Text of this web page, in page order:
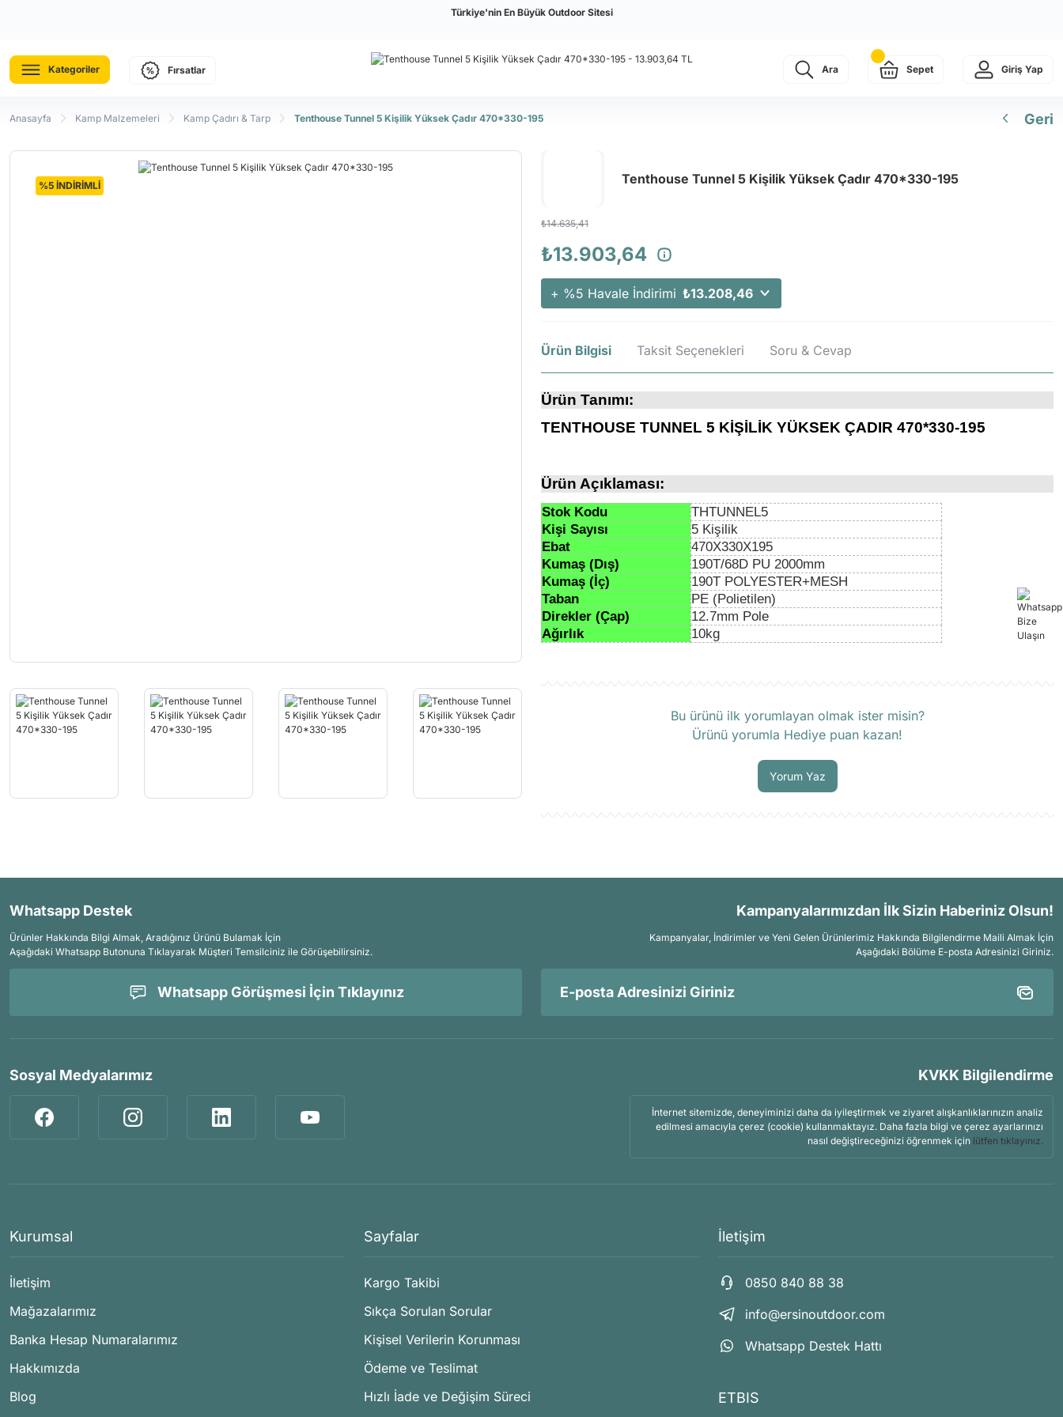
Türkiye'nin En Büyük Outdoor Sitesi
Kategoriler Fırsatlar Ara Sepet Giriş Yap
Anasayfa Kamp Malzemeleri Kamp Çadırı & Tarp Tenthouse Tunnel 5 Kişilik Yüksek Çadır 470*330-195 Geri
%5 İNDİRİMLİ Tenthouse Tunnel 5 Kişilik Yüksek Çadır 470*330-195
₺14.635,41
₺13.903,64
+ %5 Havale İndirimi ₺13.208,46
Ürün Bilgisi Taksit Seçenekleri Soru & Cevap
Ürün Tanımı:
TENTHOUSE TUNNEL 5 KİŞİLİK YÜKSEK ÇADIR 470*330-195
Ürün Açıklaması:
Stok Kodu
THTUNNEL5
Kişi Sayısı
5 Kişilik
Ebat
470X330X195
Kumaş (Dış)
190T/68D PU 2000mm
Kumaş (İç)
190T POLYESTER+MESH
Taban
PE (Polietilen)
Direkler (Çap)
12.7mm Pole
Ağırlık
10kg
Bu ürünü ilk yorumlayan olmak ister misin?
Ürünü yorumla Hediye puan kazan!
Yorum Yaz
Whatsapp Destek
Ürünler Hakkında Bilgi Almak, Aradığınız Ürünü Bulamak İçin
Aşağıdaki Whatsapp Butonuna Tıklayarak Müşteri Temsilciniz ile Görüşebilirsiniz.
Whatsapp Görüşmesi İçin Tıklayınız
Kampanyalarımızdan İlk Sizin Haberiniz Olsun!
Kampanyalar, İndirimler ve Yeni Gelen Ürünlerimiz Hakkında Bilgilendirme Maili Almak İçin
Aşağıdaki Bölüme E-posta Adresinizi Giriniz.
Sosyal Medyalarımız KVKK Bilgilendirme
İnternet sitemizde, deneyiminizi daha da iyileştirmek ve ziyaret alışkanlıklarınızın analiz
edilmesi amacıyla çerez (cookie) kullanmaktayız. Daha fazla bilgi ve çerez ayarlarınızı
nasıl değiştireceğinizi öğrenmek için lütfen tıklayınız.
Kurumsal
İletişim
Mağazalarımız
Banka Hesap Numaralarımız
Hakkımızda
Blog
Sayfalar
Kargo Takibi
Sıkça Sorulan Sorular
Kişisel Verilerin Korunması
Ödeme ve Teslimat
Hızlı İade ve Değişim Süreci
İletişim
0850 840 88 38
info@ersinoutdoor.com
Whatsapp Destek Hattı
ETBIS